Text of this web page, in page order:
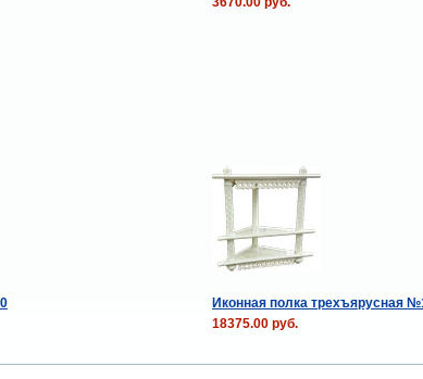
Иконная полка трехъярусная
18375.00 руб.